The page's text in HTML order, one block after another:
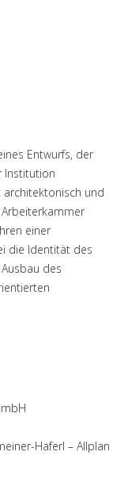
Entwurfs, der
Institution
und
einer
die Identität des
des
Haferl – Allplan